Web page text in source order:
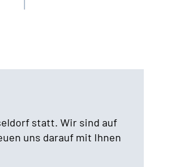
statt. Wir sind auf
uns darauf mit Ihnen